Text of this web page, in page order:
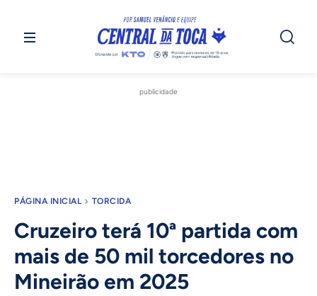
publicidade
PÁGINA INICIAL TORCIDA
Cruzeiro terá 10ª partida com
mais de 50 mil torcedores no
Mineirão em 2025